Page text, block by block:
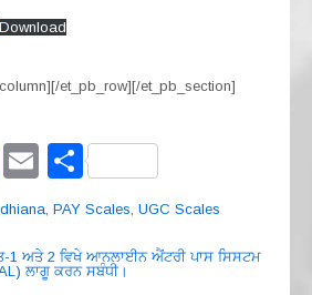
Download
et_pb_row][/et_pb_section]
W
E
m
S
h
e
, PAY Scales, UGC Scales
1 ਅਤੇ 2 ਵਿਖੇ ਆਨਲਾਈਨ ਐਂਟਰੀ ਪਾਸ ਸਿਸਟਮ
ਲਾਗੂ ਕਰਨ ਸਬੰਧੀ।